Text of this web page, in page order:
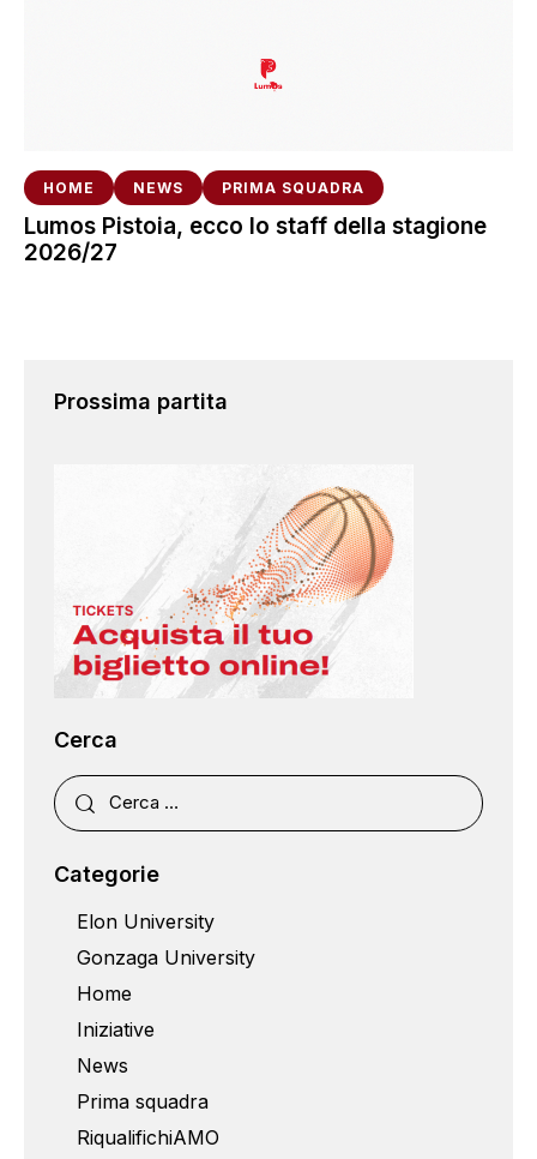
HOME NEWS PRIMA SQUADRA
Lumos Pistoia, ecco lo staff della stagione
2026/27
Prossima partita
Cerca
Categorie
Elon University
Gonzaga University
Home
Iniziative
News
Prima squadra
RiqualifichiAMO